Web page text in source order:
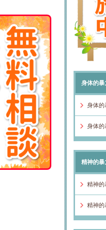
身体的暴
身体的
身体的
精神的暴
精神的
精神的